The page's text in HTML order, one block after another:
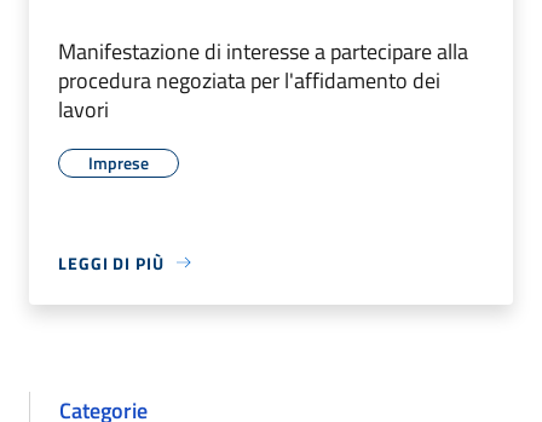
Manifestazione di interesse a partecipare alla
procedura negoziata per l'affidamento dei
lavori
Imprese
LEGGI DI PIÙ
Categorie